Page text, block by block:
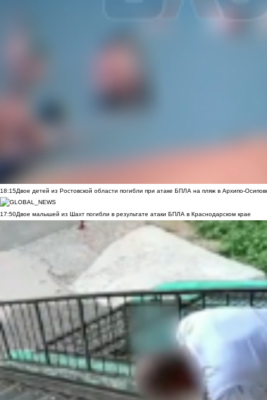
18:15Двое детей из Ростовской области погибли при атаке БПЛА на пляж в Архипо-
17:50Двое малышей из Шахт погибли в результате атаки БПЛА в Краснодарском крае